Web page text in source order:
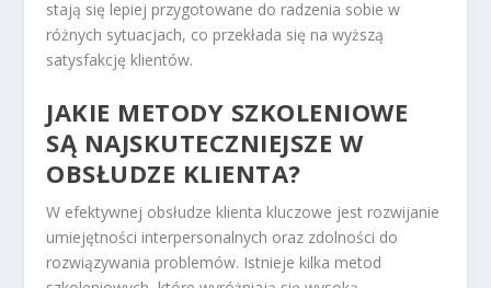
stają się lepiej przygotowane do radzenia sobie w
różnych sytuacjach, co przekłada się na wyższą
satysfakcję klientów.
JAKIE METODY SZKOLENIOWE
SĄ NAJSKUTECZNIEJSZE W
OBSŁUDZE KLIENTA?
W efektywnej obsłudze klienta kluczowe jest rozwijanie
umiejętności interpersonalnych oraz zdolności do
rozwiązywania problemów. Istnieje kilka metod